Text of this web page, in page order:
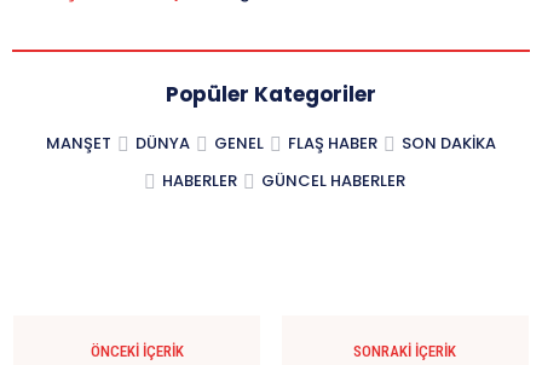
Popüler Kategoriler
MANŞET DÜNYA GENEL FLAŞ HABER
SON DAKIKA
HABERLER
GÜNCEL HABERLER
ÖNCEKI İÇERIK SONRAKI İÇERIK